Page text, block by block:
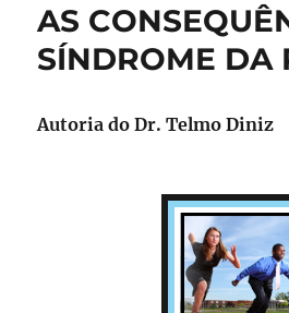
AS
SÍNDROME DA
Autoria do Dr. Telmo Diniz